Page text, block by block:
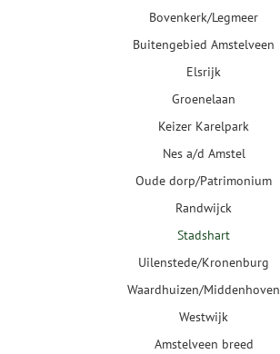
Bovenkerk/Legmeer
Buitengebied Amstelveen
Elsrijk
Groenelaan
Keizer Karelpark
Nes a/d Amstel
Oude dorp/Patrimonium
Randwijck
Stadshart
Uilenstede/Kronenburg
Waardhuizen/Middenhoven
Westwijk
Amstelveen breed